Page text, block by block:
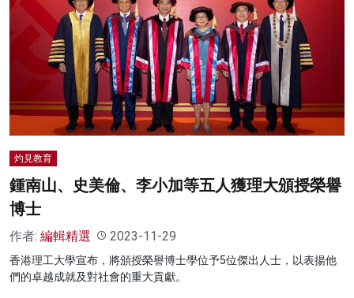
科技
影片
名家榜
灼見活動
灼見教育
鍾南山、史美倫、李小加等五人獲理大頒授榮譽
博士
作者: 編輯精選 2023-11-29
香港理工大學宣布，將頒授榮譽博士學位予5位傑出人士，以表揚他
們的卓越成就及對社會的重大貢獻。